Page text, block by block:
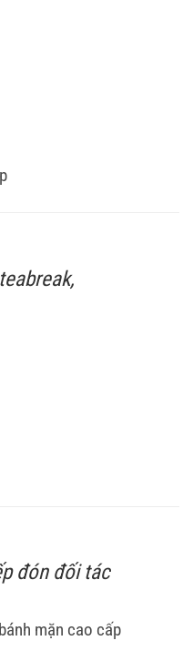
đón đối tác
mặn cao cấp